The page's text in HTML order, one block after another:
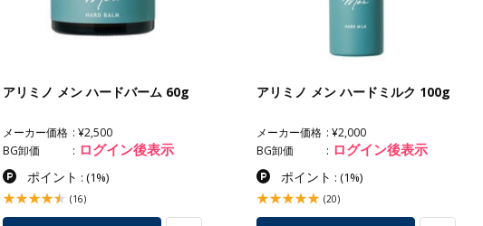
アリミノ メン ハードバーム 60g
メーカー価格
¥2,500
BG卸価
ログイン後表示
ポイント : (1%)
(16)
アリミノ メン ハードミルク 100g
メーカー価格
¥2,000
BG卸価
ログイン後表示
ポイント : (1%)
(20)